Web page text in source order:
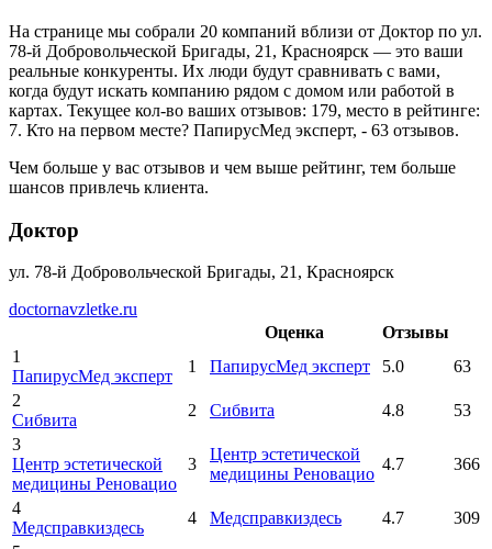
На странице мы собрали 20 компаний вблизи от Доктор по ул.
78-й Добровольческой Бригады, 21, Красноярск — это ваши
реальные конкуренты. Их люди будут сравнивать с вами,
когда будут искать компанию рядом с домом или работой в
картах. Текущее кол-во ваших отзывов: 179, место в рейтинге:
7. Кто на первом месте? ПапирусМед эксперт, - 63 отзывов.
Чем больше у вас отзывов и чем выше рейтинг, тем больше
шансов привлечь клиента.
Доктор
ул. 78-й Добровольческой Бригады, 21, Красноярск
doctornavzletke.ru
Оценка
Отзывы
1
ПапирусМед эксперт
1 ПапирусМед эксперт 5.0
63
2
Сибвита
2 Сибвита 4.8
53
3
Центр эстетической
медицины Реновацио
3
Центр эстетической
медицины Реновацио
4.7 366
4
Медсправкиздесь
4 Медсправкиздесь 4.7
309